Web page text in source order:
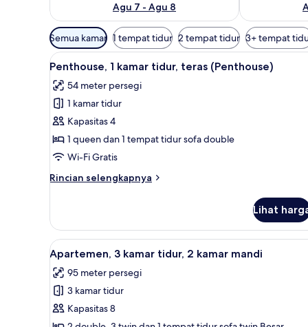
Agu 7 - Agu 8
Filter
tersedia
untuk
kamar
Semua kamar 1 tempat tidur 2 tempat tidur 3+ tempat
Lihat
semua
foto
untuk
Penthouse,
1
kamar
teras
Penthouse, 1 kamar tidur,
17
Penthouse, 1 kamar tidur, teras (Penthouse)
54 meter persegi
1 kamar tidur
Kapasitas 4
1 queen dan 1 tempat tidur sofa double
Wi-Fi Gratis
Rincian selengkapnya
Rincian
Penthouse,
kamar
tidur,
teras
(Penthouse)
Lihat
Lihat
semua
foto
untuk
Apartemen,
Apartemen, 3 kamar tidur, 2
15
Apartemen, 3 kamar tidur, 2 kamar mandi
95 meter persegi
3 kamar tidur
Kapasitas 8